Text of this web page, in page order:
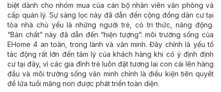
biệt dành cho nhóm mua của cán bộ nhân viên văn phòng và
cấp quản lý. Sự sàng lọc này đã dẫn đến cộng đồng dân cư tại
tòa nhà chủ yếu là những người trẻ, có tri thức, năng động.
“Bản chất” này đã dẫn đến “hiện tượng”: môi trường sống của
EHome 4 an toàn, trong lành và văn minh. Đây chính là yếu tố
tác động rất lớn đến tâm lý của khách hàng khi có ý định định
cư tại đây, vì các gia đình trẻ luôn đặt tương lai con cái lên hàng
đầu và môi trường sống văn minh chính là điều kiện tiên quyết
để lứa tuổi măng non được phát triển toàn diện.